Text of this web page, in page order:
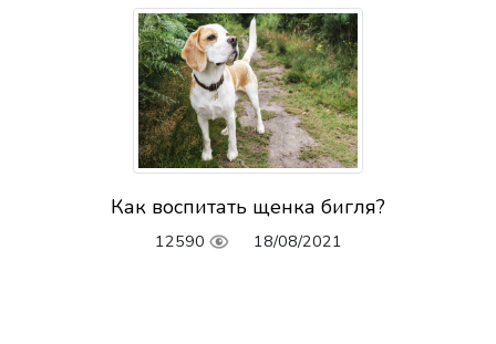
Как воспитать щенка бигля?
12590 18/08/2021